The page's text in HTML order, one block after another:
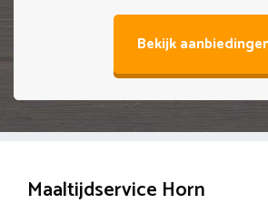
Bekijk
Maaltijdservice Horn